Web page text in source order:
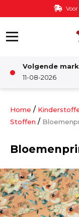
Ga naar de inhoud
Volgende
11-08-2026
Home /
Stoffen /